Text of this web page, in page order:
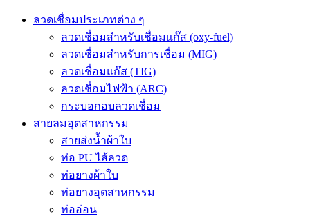
ลวดเชื่อมประเภทต่าง ๆ
ลวดเชื่อมสำหรับเชื่อมแก๊ส (oxy-fuel)
ลวดเชื่อมสำหรับการเชื่อม (MIG)
ลวดเชื่อมแก๊ส (TIG)
ลวดเชื่อมไฟฟ้า (ARC)
กระบอกอบลวดเชื่อม
สายลมอุตสาหกรรม
สายส่งน้ำผ้าใบ
ท่อ PU ไส้ลวด
ท่อยางผ้าใบ
ท่อยางอุตสาหกรรม
ท่ออ่อน